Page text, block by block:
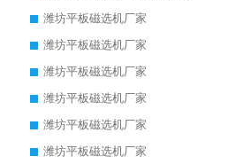
潍坊平板磁选机厂家
潍坊平板磁选机厂家
潍坊平板磁选机厂家
潍坊平板磁选机厂家
潍坊平板磁选机厂家
潍坊平板磁选机厂家